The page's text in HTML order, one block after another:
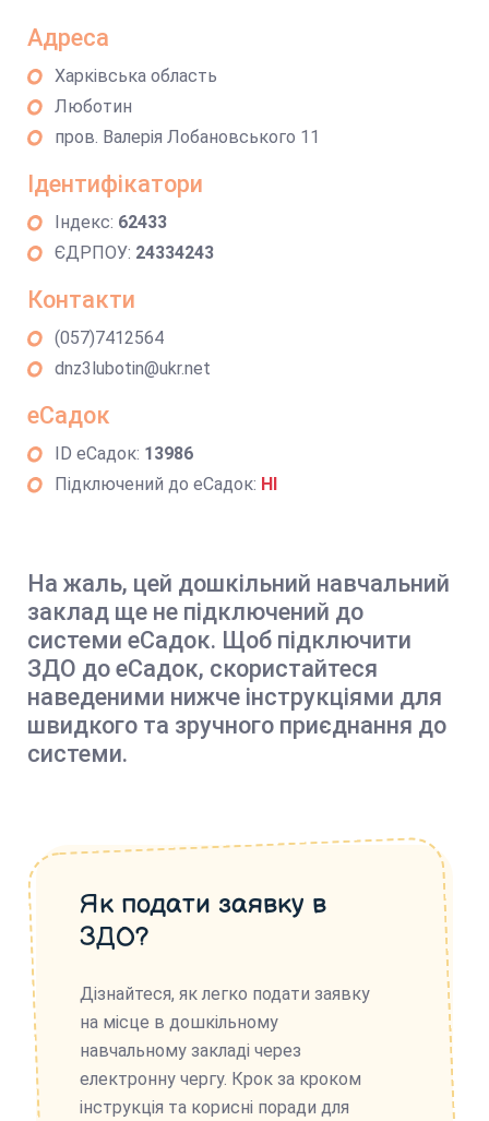
Адреса
Харківська область
Люботин
пров. Валерія Лобановського 11
Ідентифікатори
Індекс: 62433
ЄДРПОУ: 24334243
Контакти
(057)7412564
dnz3lubotin@ukr.net
еСадок
ID еСадок: 13986
Підключений до еСадок: НІ
На жаль, цей дошкільний навчальний
заклад ще не підключений до
системи еСадок. Щоб підключити
ЗДО до еСадок, скористайтеся
наведеними нижче інструкціями для
швидкого та зручного приєднання до
системи.
Як подати заявку в
ЗДО?
Дізнайтеся, як легко подати заявку
на місце в дошкільному
навчальному закладі через
електронну чергу. Крок за кроком
інструкція та корисні поради для